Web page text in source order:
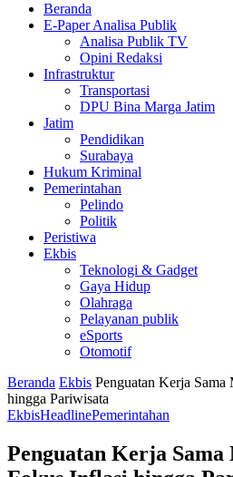
Beranda
E-Paper Analisa Publik
Analisa Publik TV
Opini Redaksi
Infrastruktur
Transportasi
DPU Bina Marga Jatim
Jatim
Pendidikan
Surabaya
Hukum Kriminal
Pemerintahan
Pelindo
Politik
Peristiwa
Ekbis
Teknologi & Gadget
Gaya Hidup
Olahraga
Pelayanan publik
eSports
Otomotif
Beranda Ekbis Penguatan Kerja
hingga Pariwisata
EkbisHeadlinePemerintahan
Penguatan Kerja Sama